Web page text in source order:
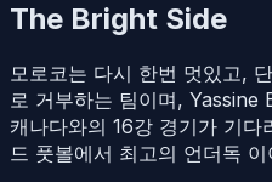
The Bright Side
모로코는 다시 한번 멋있고,
로 거부하는 팀이며, Yassine
캐나다와의 16강 경기가 기
드 풋볼에서 최고의 언더독